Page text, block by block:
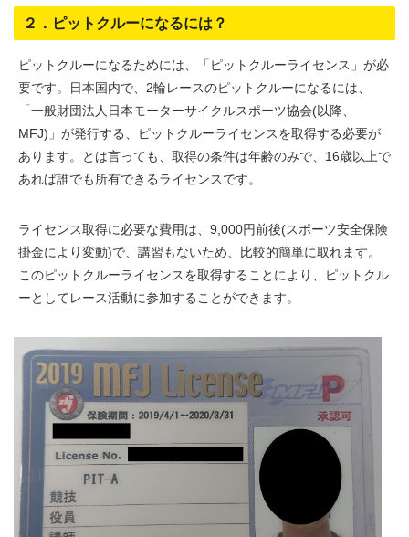
２．ピットクルーになるには？
ピットクルーになるためには、「ピットクルーライセンス」が必
要です。日本国内で、2輪レースのピットクルーになるには、
「一般財団法人日本モーターサイクルスポーツ協会(以降、
MFJ)」が発行する、ピットクルーライセンスを取得する必要が
あります。とは言っても、取得の条件は年齢のみで、16歳以上で
あれば誰でも所有できるライセンスです。
ライセンス取得に必要な費用は、9,000円前後(スポーツ安全保険
掛金により変動)で、講習もないため、比較的簡単に取れます。
このピットクルーライセンスを取得することにより、ピットクル
ーとしてレース活動に参加することができます。